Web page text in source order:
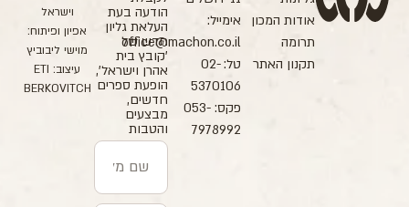
אודות המכון
תרומה
תקנון האתר
אימייל:
office@machon.co.il
טל: 02-
5370106
פקס: 053-
7978992
הודעה בעת
העלאת גליון
חדש של
'קובץ בית
אהרן וישראל',
הופעת ספרים
חדשים,
מבצעים
והטבות
וישראל
אפיון ופיתוח:
מוישי ליבוביץ
עיצוב: ETI
BERKOVITCH